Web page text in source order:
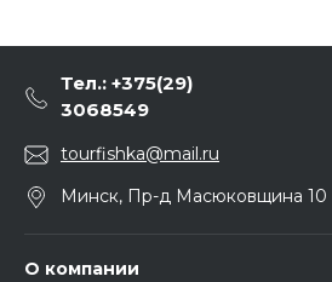
Тел.: +375(29)
3068549
tourfishka@mail.ru
Минск, Пр-д Масюковщина 10
О компании